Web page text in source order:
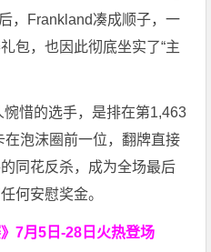
，Frankland凑成顺子，一
包，也因此彻底坐实了“主
惜的选手，是排在第1,463
泡沫圈前一位，翻牌直接
同花反杀，成为全场最后
何安慰奖金。
7月5日-28日火热登场